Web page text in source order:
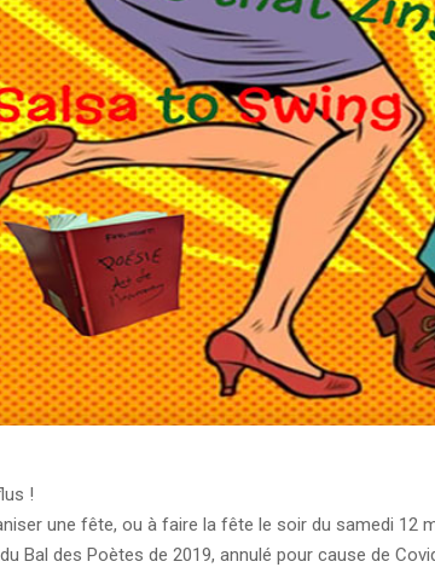
!
une fête, ou à faire la fête le soir du samedi 12
Bal des Poètes de 2019, annulé pour cause de